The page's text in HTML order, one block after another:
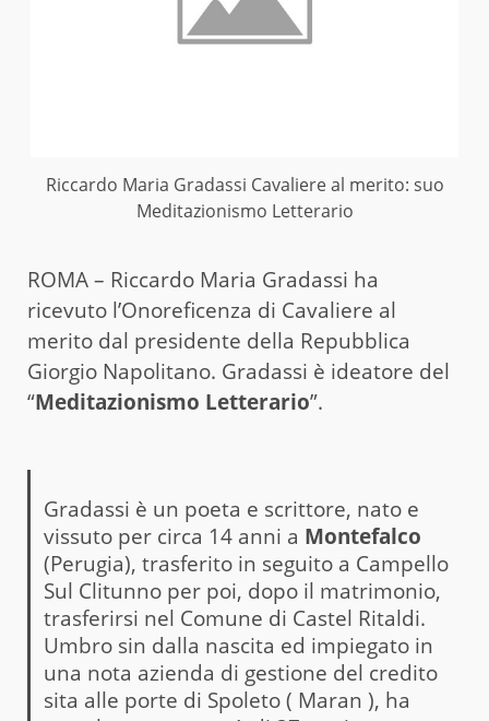
Riccardo Maria Gradassi Cavaliere al merito: suo
Meditazionismo Letterario
ROMA – Riccardo Maria Gradassi ha
ricevuto l’Onoreficenza di Cavaliere al
merito dal presidente della Repubblica
Giorgio Napolitano. Gradassi è ideatore del
“Meditazionismo Letterario”.
Gradassi è un poeta e scrittore, nato e
vissuto per circa 14 anni a Montefalco
(Perugia), trasferito in seguito a Campello
Sul Clitunno per poi, dopo il matrimonio,
trasferirsi nel Comune di Castel Ritaldi.
Umbro sin dalla nascita ed impiegato in
una nota azienda di gestione del credito
sita alle porte di Spoleto ( Maran ), ha